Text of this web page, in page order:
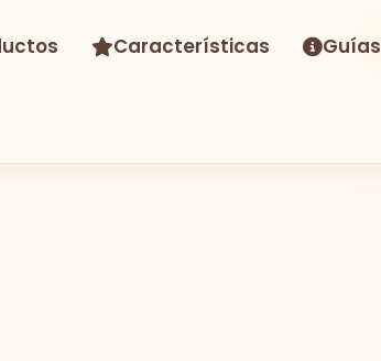
Características Guías